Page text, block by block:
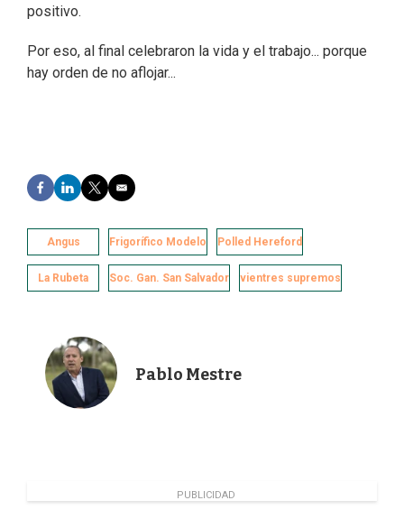
positivo.
Por eso, al final celebraron la vida y el trabajo... porque
hay orden de no aflojar...
F
a
b
o
o
L
i
k
e
d
I
T
w
t
r
E
m
i
l
Angus Frigorífico Modelo Polled Hereford
La Rubeta Soc. Gan. San Salvador vientres supremos
Pablo Mestre
PUBLICIDAD